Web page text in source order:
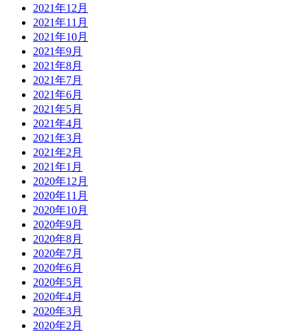
2021年12月
2021年11月
2021年10月
2021年9月
2021年8月
2021年7月
2021年6月
2021年5月
2021年4月
2021年3月
2021年2月
2021年1月
2020年12月
2020年11月
2020年10月
2020年9月
2020年8月
2020年7月
2020年6月
2020年5月
2020年4月
2020年3月
2020年2月